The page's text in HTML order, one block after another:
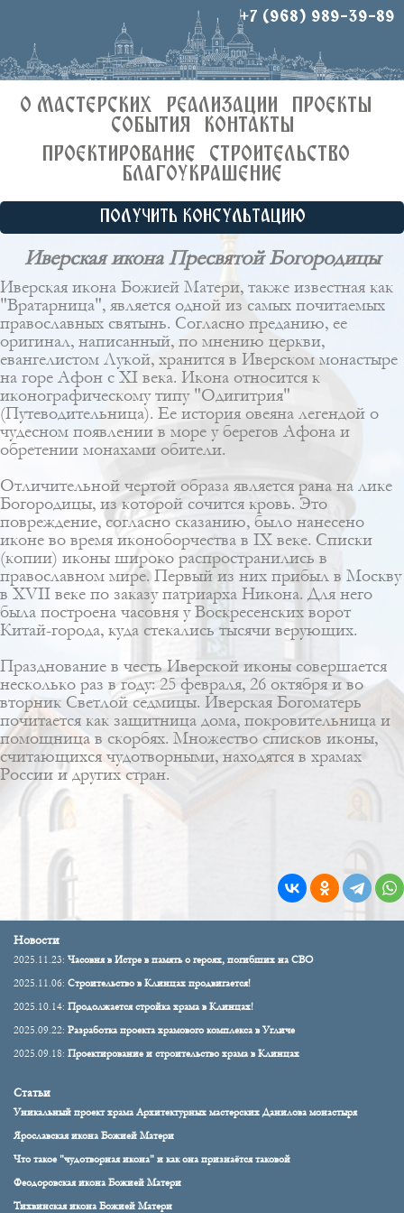
+7 (968) 989-39-89
О МАСТЕРСКИХ РЕАЛИЗАЦИИ
ПРОЕКТЫ
СОБЫТИЯ
КОНТАКТЫ
ПРОЕКТИРОВАНИЕ
СТРОИТЕЛЬСТВО
БЛАГОУКРАШЕНИЕ
ПОЛУЧИТЬ КОНСУЛЬТАЦИЮ
Иверская икона Пресвятой Богородицы
Иверская икона Божией Матери, также известная как
"Вратарница", является одной из самых почитаемых
православных святынь. Согласно преданию, ее
оригинал, написанный, по мнению церкви,
евангелистом Лукой, хранится в Иверском монастыре
на горе Афон с XI века. Икона относится к
иконографическому типу "Одигитрия"
(Путеводительница). Ее история овеяна легендой о
чудесном появлении в море у берегов Афона и
обретении монахами обители.
Отличительной чертой образа является рана на лике
Богородицы, из которой сочится кровь. Это
повреждение, согласно сказанию, было нанесено
иконе во время иконоборчества в IX веке. Списки
(копии) иконы широко распространились в
православном мире. Первый из них прибыл в Москву
в XVII веке по заказу патриарха Никона. Для него
была построена часовня у Воскресенских ворот
Китай-города, куда стекались тысячи верующих.
Празднование в честь Иверской иконы совершается
несколько раз в году: 25 февраля, 26 октября и во
вторник Светлой седмицы. Иверская Богоматерь
почитается как защитница дома, покровительница и
помощница в скорбях. Множество списков иконы,
считающихся чудотворными, находятся в храмах
России и других стран.
Новости
2025.11.23: Часовня в Истре в память о героях, погибших на СВО
2025.11.06: Строительство в Клинцах продвигается!
2025.10.14: Продолжается стройка храма в Клинцах!
2025.09.22: Разработка проекта храмового комплекса в Угличе
2025.09.18: Проектирование и строительство храма в Клинцах
Статьи
Уникальный проект храма Архитектурных мастерских Данилова монастыря
Ярославская икона Божией Матери
Что такое "чудотворная икона" и как она признаётся таковой
Феодоровская икона Божией Матери
Тихвинская икона Божией Матери